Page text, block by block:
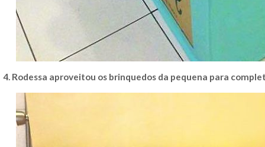
4. Rodessa aproveitou os brinquedos da pequena para